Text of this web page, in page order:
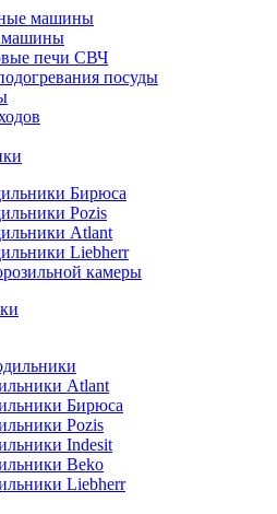
машины
машины
печи СВЧ
посуды
Бирюса
Pozis
Atlant
Liebherr
камеры
Atlant
Бирюса
Pozis
Indesit
Beko
Liebherr